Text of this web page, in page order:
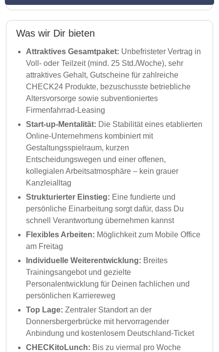
Was wir Dir bieten
Attraktives Gesamtpaket: Unbefristeter Vertrag in
Voll- oder Teilzeit (mind. 25 Std./Woche), sehr
attraktives Gehalt, Gutscheine für zahlreiche
CHECK24 Produkte, bezuschusste betriebliche
Altersvorsorge sowie subventioniertes
Firmenfahrrad-Leasing
Start-up-Mentalität: Die Stabilität eines etablierten
Online-Unternehmens kombiniert mit
Gestaltungsspielraum, kurzen
Entscheidungswegen und einer offenen,
kollegialen Arbeitsatmosphäre – kein grauer
Kanzleialltag
Strukturierter Einstieg: Eine fundierte und
persönliche Einarbeitung sorgt dafür, dass Du
schnell Verantwortung übernehmen kannst
Flexibles Arbeiten: Möglichkeit zum Mobile Office
am Freitag
Individuelle Weiterentwicklung: Breites
Trainingsangebot und gezielte
Personalentwicklung für Deinen fachlichen und
persönlichen Karriereweg
Top Lage: Zentraler Standort an der
Donnersbergerbrücke mit hervorragender
Anbindung und kostenlosem Deutschland-Ticket
CHECKitoLunch: Bis zu viermal pro Woche